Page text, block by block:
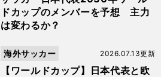
ドカップのメンバーを予想 主力
は変わるか？
【ワールドカップ】日本代表と欧
2026.07.13更新
海外サッカー